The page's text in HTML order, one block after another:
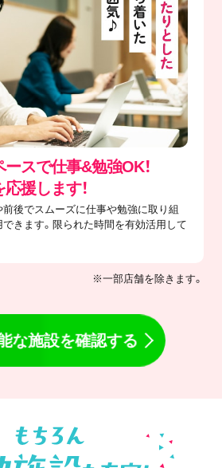
スで仕事&勉強OK！
援します！
前後でスムーズに仕事や勉強に取り組
きます。限られた時間を有効活用して
※一部店舗を除きます。
な施設を確認する